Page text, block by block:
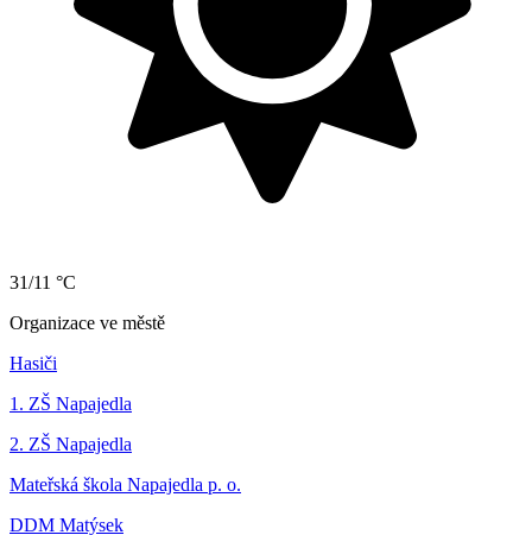
31/11 °C
Organizace ve městě
Hasiči
1. ZŠ Napajedla
2. ZŠ Napajedla
Mateřská škola Napajedla p. o.
DDM Matýsek